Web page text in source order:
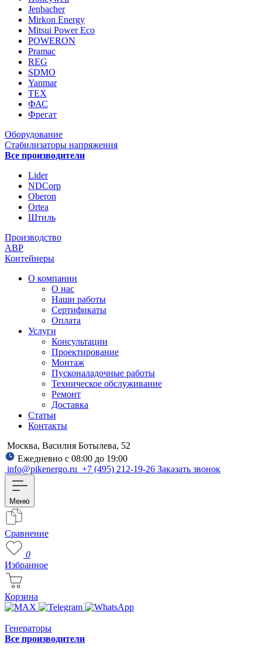
Jenbacher
Mirkon Energy
Mitsui Power Eco
POWERON
Pramac
REG
SDMO
Yanmar
ТЕХ
ФАС
Фрегат
Оборудование
Стабилизаторы напряжения
Все производители
Lider
NDCorp
Oberon
Ortea
Штиль
Производство
АВР
Контейнеры
О компании
О нас
Наши работы
Сертификаты
Оплата
Услуги
Консультации
Проектирование
Монтаж
Пусконаладочные работы
Техническое обслуживание
Ремонт
Доставка
Статьи
Контакты
Москва, Василия Ботылева, 52
Ежедневно с 08:00 до 19:00
info@pikenergo.ru +7 (495) 212-19-26 Заказать звонок
Меню
Сравнение
0
Избранное
Корзина
Генераторы
Все производители